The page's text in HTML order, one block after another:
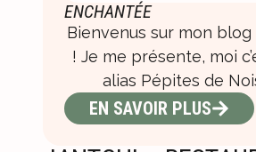
ENCHANTÉE
Bienvenus sur mon blog
! Je me présente, moi
alias Pépites de
EN SAVOIR PLUS